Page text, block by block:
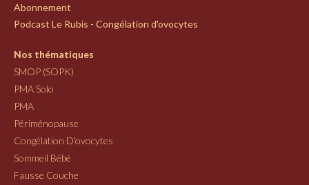
Abonnement
Podcast Le Rubis - Congélation d'ovocytes
Nos thématiques
SMOP (SOPK)
PMA Solo
PMA
Périménopause
Congélation D'ovocytes
Sommeil Bébé
Fausse Couche